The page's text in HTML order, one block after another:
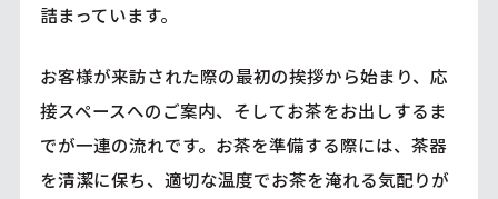
詰まっています。
お客様が来訪された際の最初の挨拶から始まり、応
接スペースへのご案内、そしてお茶をお出しするま
でが一連の流れです。お茶を準備する際には、茶器
を清潔に保ち、適切な温度でお茶を淹れる気配りが